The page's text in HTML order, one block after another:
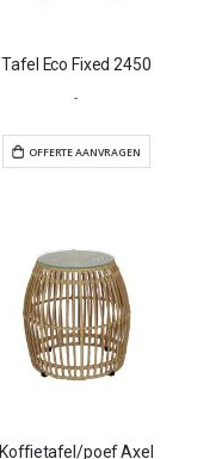
Tafel Eco Fixed 2450
-
OFFERTE
Koffietafel/poef Axel